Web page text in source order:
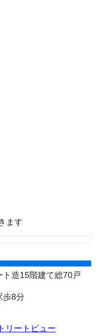
ます
造15階建て総70戸
歩8分
リートビュー